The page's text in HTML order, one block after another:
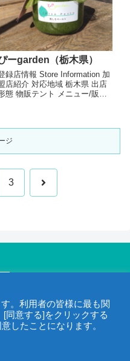
ーgarden（栃木県）
録店情報 Store Information 加
店紹介 対応地域 栃木県 出店
態 物販テント メニュー/販
ジ
3
当サイトの画像・動画・文章は
ています。
。利用者の皆様に最も関
同意する]をクリックする
したことになります。